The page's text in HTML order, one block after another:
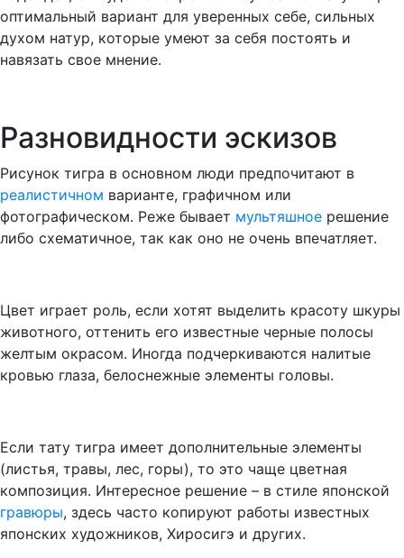
оптимальный вариант для уверенных себе, сильных
духом натур, которые умеют за себя постоять и
навязать свое мнение.
Разновидности эскизов
Рисунок тигра в основном люди предпочитают в
реалистичном варианте, графичном или
фотографическом. Реже бывает мультяшное решение
либо схематичное, так как оно не очень впечатляет.
Цвет играет роль, если хотят выделить красоту шкуры
животного, оттенить его известные черные полосы
желтым окрасом. Иногда подчеркиваются налитые
кровью глаза, белоснежные элементы головы.
Если тату тигра имеет дополнительные элементы
(листья, травы, лес, горы), то это чаще цветная
композиция. Интересное решение – в стиле японской
гравюры, здесь часто копируют работы известных
японских художников, Хиросигэ и других.